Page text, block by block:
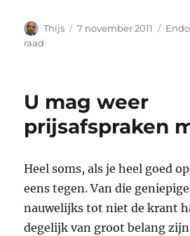
Auteur
Thijs
Geplaatst
7 november 2011
raad
U mag weer
prijsafspraken
Heel soms, als je heel goed
eens tegen. Van die
nauwelijks tot niet de krant
degelijk van groot belang